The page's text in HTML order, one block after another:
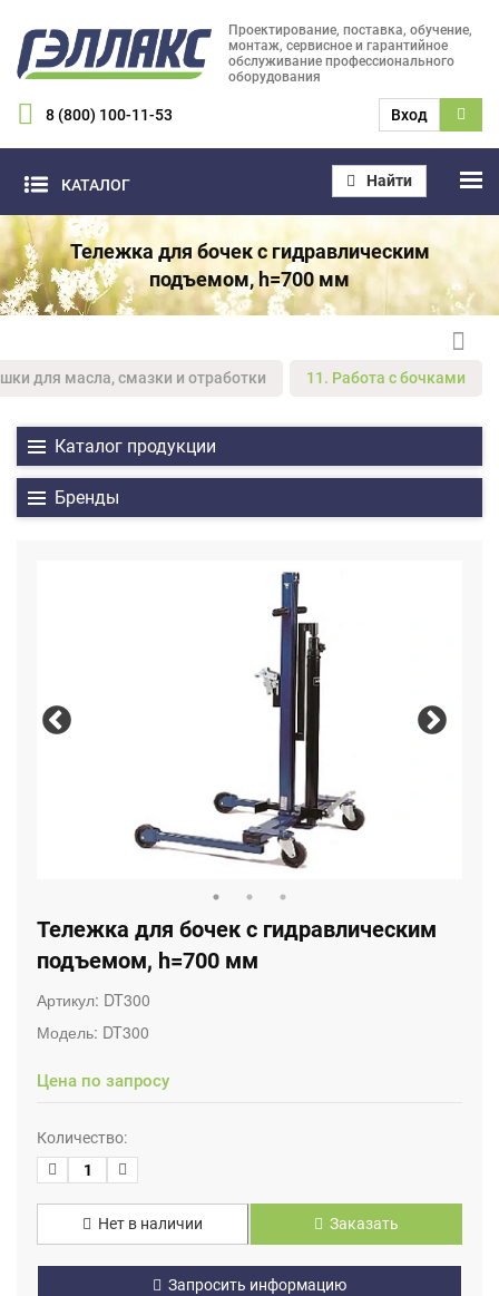
Проектирование, поставка, обучение,
монтаж, сервисное и гарантийное
обслуживание профессионального
оборудования
8 (800) 100-11-53 Вход
КАТАЛОГ Найти
Тележка для бочек с гидравлическим
подъемом, h=700 мм
для масла, смазки и отработки 11. Работа с бочками
Каталог продукции
Бренды
Тележка для бочек с гидравлическим
подъемом, h=700 мм
Артикул: DT300
Модель: DT300
Цена по запросу
Количество:
Нет в наличии Заказать
Запросить информацию